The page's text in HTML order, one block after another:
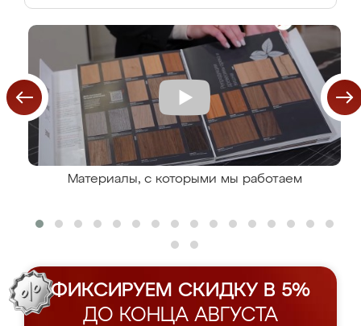
Материалы, с которыми мы работаем
ФИКСИРУЕМ СКИДКУ В 5%
ДО КОНЦА АВГУСТА